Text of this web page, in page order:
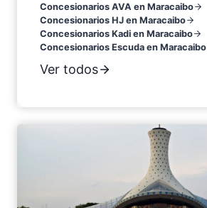
Concesionarios AVA en Maracaibo
Concesionarios HJ en Maracaibo
Concesionarios Kadi en Maracaibo
Concesionarios Escuda en Maracaibo
Ver todos